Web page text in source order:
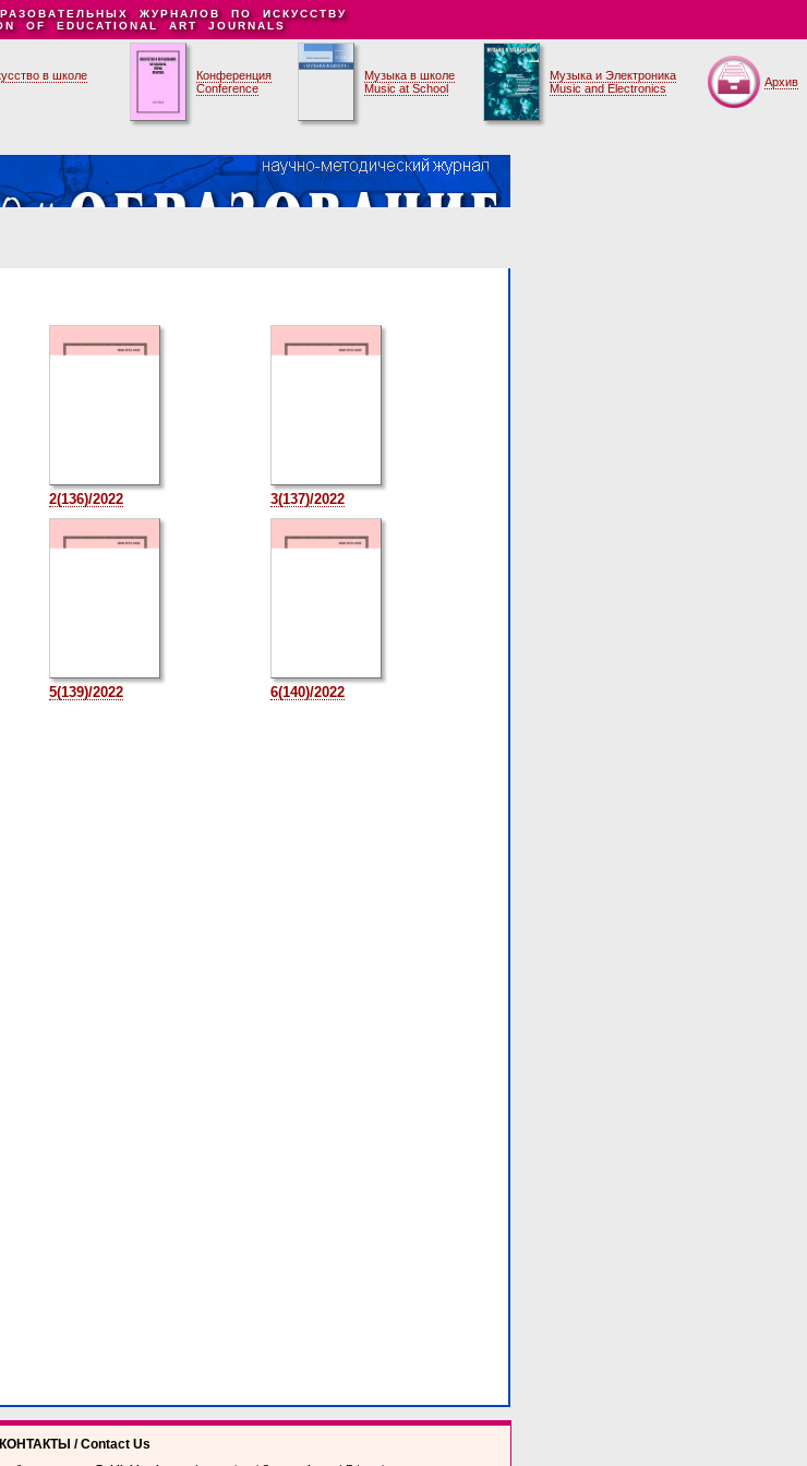
ЖУРНАЛОВ ПО ИСКУССТВУ
OF EDUCATIONAL ART JOURNALS
в школе
Конференция
Conference
Музыка в школе
Music at School
Музыка и Электроника
Music and Electronics
Архив
2(136)/2022 3(137)/2022
5(139)/2022 6(140)/2022
КОНТАКТЫ / Contact Us